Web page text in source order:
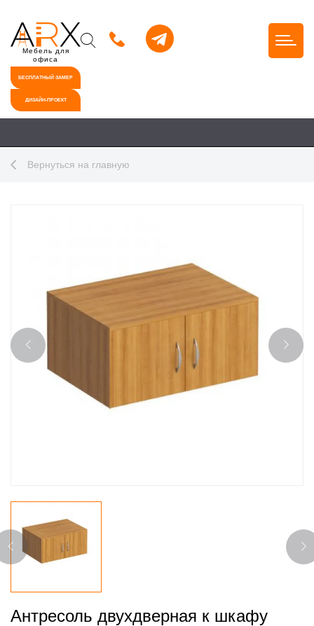
Мебель для
офиса
БЕСПЛАТНЫЙ ЗАМЕР
ДИЗАЙН-ПРОЕКТ
Вернуться на главную
Антресоль двухдверная к шкафу